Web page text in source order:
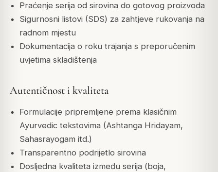
Praćenje serija od sirovina do gotovog proizvoda
Sigurnosni listovi (SDS) za zahtjeve rukovanja na
radnom mjestu
Dokumentacija o roku trajanja s preporučenim
uvjetima skladištenja
Autentičnost i kvaliteta
Formulacije pripremljene prema klasičnim
Ayurvedic tekstovima (Ashtanga Hridayam,
Sahasrayogam itd.)
Transparentno podrijetlo sirovina
Dosljedna kvaliteta između serija (boja,